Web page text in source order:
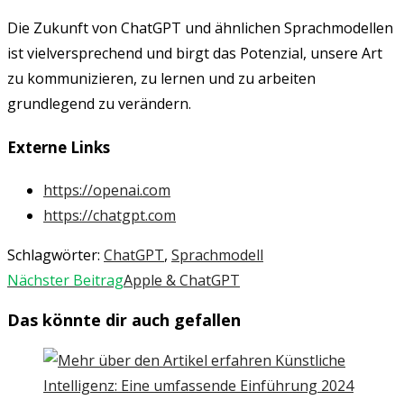
Die Zukunft von ChatGPT und ähnlichen Sprachmodellen
ist vielversprechend und birgt das Potenzial, unsere Art
zu kommunizieren, zu lernen und zu arbeiten
grundlegend zu verändern.
Externe Links
https://openai.com
https://chatgpt.com
Schlagwörter: ChatGPT, Sprachmodell
Weitere
ansehen
Nächster BeitragApple & ChatGPT
Das könnte dir auch gefallen